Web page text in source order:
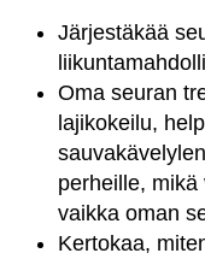
Järjestäkää
Oma seuran
lajikokeilu,
perheille,
vaikka oman
Kertokaa,